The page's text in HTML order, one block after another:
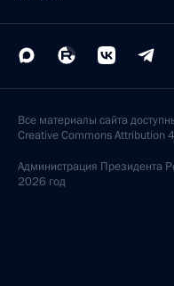
Все материалы сайта
Creative Commons Attribution
Администрация Президента
2026 год